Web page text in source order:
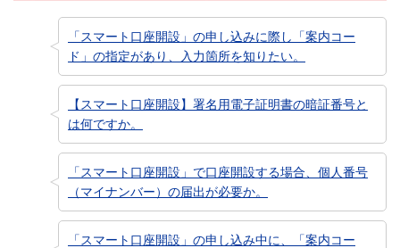
「スマート口座開設」の申し込みに際し「案内コー
ド」の指定があり、入力箇所を知りたい。
【スマート口座開設】署名用電子証明書の暗証番号と
は何ですか。
「スマート口座開設」で口座開設する場合、個人番号
（マイナンバー）の届出が必要か。
「スマート口座開設」の申し込み中に、「案内コー